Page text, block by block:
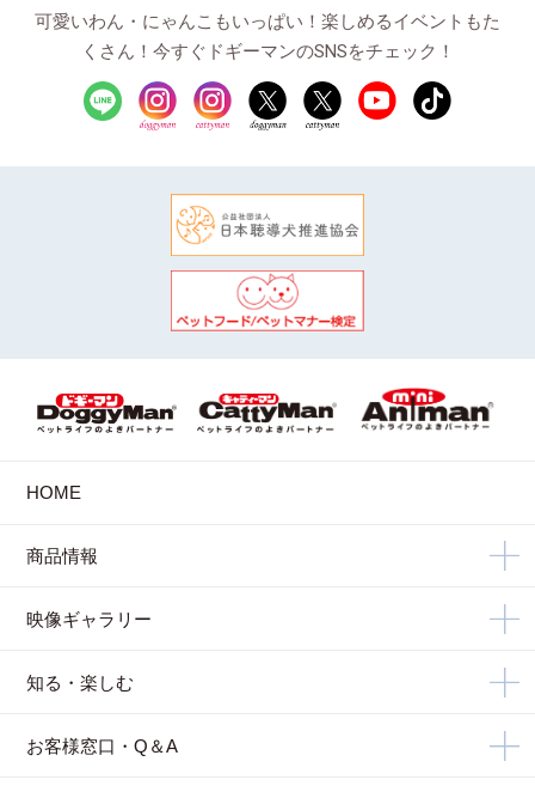
可愛いわん・にゃんこもいっぱい！楽しめるイベントもた
くさん！今すぐドギーマンのSNSをチェック！
HOME
商品情報
映像ギャラリー
知る・楽しむ
お客様窓口・Q＆A